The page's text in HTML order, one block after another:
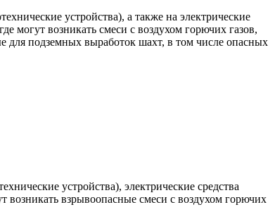
устройства), а также на электрические
могут возникать смеси с воздухом горючих газов,
для подземных выработок шахт, в том числе опасных
устройства), электрические средства
возникать взрывоопасные смеси с воздухом горючих